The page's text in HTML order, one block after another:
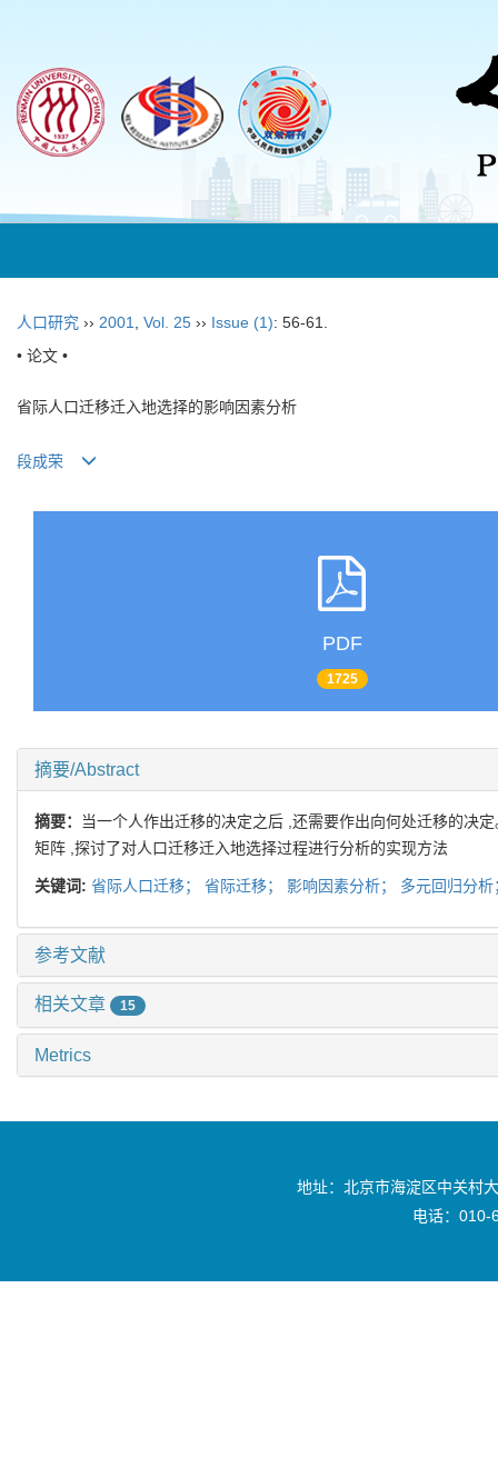
人口研究 ›› 2001 Vol. 25 ›› Issue (1): 56-61.
• 论文 •
省际人口迁移迁入地选择的影响因素分析
段成荣
PDF
1725
摘要/Abstract
摘要：
当一个人作出迁移的决定之后 ,还需要作出向何处迁移的决
矩阵 ,探讨了对人口迁移迁入地选择过程进行分析的实现方法
关键词: 省际人口迁移； 省际迁移； 影响因素分析； 多元回归分
参考文献
相关文章 15
Metrics
地址：北京市海淀区中关村
电话：